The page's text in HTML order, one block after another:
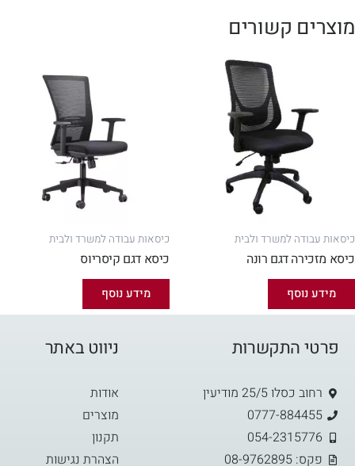
מוצרים קשורים
כיסאות עבודה למשרד ולבית
כיסא מזכירה דגם רונה
מידע נוסף
כיסאות עבודה למשרד ולבית
כיסא דגם קיסריוס
מידע נוסף
פרטי התקשרות
רחוב כסלו 25/5 מודיעין
0777-884455
054-2315776
פקס: 08-9762895
ניווט באתר
אודות
מוצרים
תקנון
הצהרת נגישות